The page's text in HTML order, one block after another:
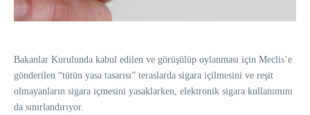
Bakanlar Kurulunda kabul edilen ve görüşülüp oylanması için Meclis’e
gönderilen “tütün yasa tasarısı” teraslarda sigara içilmesini ve reşit
olmayanların sigara içmesini yasaklarken, elektronik sigara kullanımını
da sınırlandırıyor.